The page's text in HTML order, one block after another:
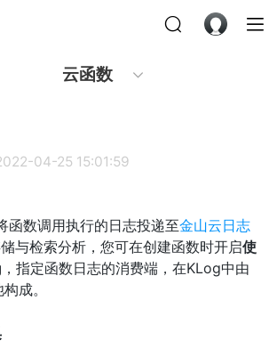
云函数
04-25 15:01:59
函数调用执行的日志投递至金山云日志
与检索分析，您可在创建函数时开启使
，指定函数日志的消费端，在KLog中由
成。